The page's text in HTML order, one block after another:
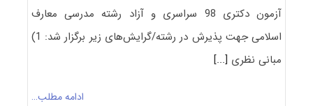
آزمون دکتری 98 سراسری و آزاد رشته مدرسی معارف
اسلامی جهت پذیرش در رشته/گرایش‌های زیر برگزار شد: 1)
مبانی نظری [...]
ادامه مطلب…